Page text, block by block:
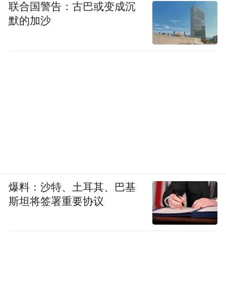
联合国警告：古巴或变成沉
默的加沙
爆料：沙特、土耳其、巴基
斯坦将签署重要协议